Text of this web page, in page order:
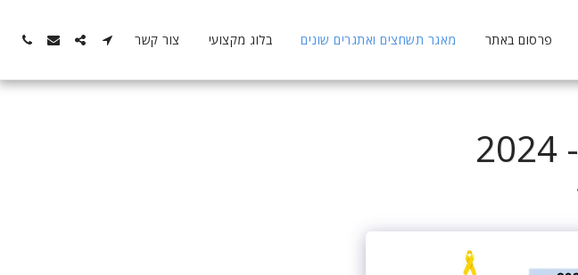
פרסום באתר מאגר תשחצים ואתגרים שונים בלוג מקצועי צור קשר